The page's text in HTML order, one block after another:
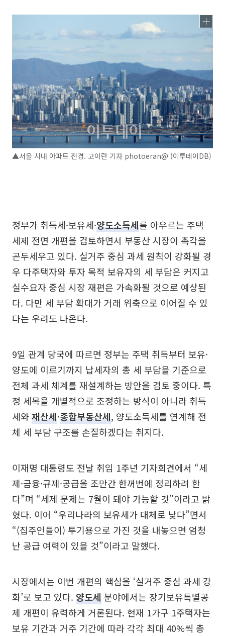
▲서울 시내 아파트 전경. 고이란 기자 photoeran@ (이투데이DB)
정부가 취득세·보유세·양도소득세를 아우르는 주택
세제 전면 개편을 검토하면서 부동산 시장이 촉각을
곤두세우고 있다. 실거주 중심 과세 원칙이 강화될 경
우 다주택자와 투자 목적 보유자의 세 부담은 커지고
실수요자 중심 시장 재편은 가속화될 것으로 예상된
다. 다만 세 부담 확대가 거래 위축으로 이어질 수 있
다는 우려도 나온다.
9일 관계 당국에 따르면 정부는 주택 취득부터 보유·
양도에 이르기까지 납세자의 총 세 부담을 기준으로
전체 과세 체계를 재설계하는 방안을 검토 중이다. 특
정 세목을 개별적으로 조정하는 방식이 아니라 취득
세와재산세·종합부동산세, 양도소득세를 연계해 전
체 세 부담 구조를 손질하겠다는 취지다.
이재명 대통령도 전날 취임 1주년 기자회견에서 “세
제·금융·규제·공급을 조만간 한꺼번에 정리하려 한
다”며 “세제 문제는 7월이 돼야 가능할 것”이라고 밝
혔다. 이어 “우리나라의 보유세가 대체로 낮다”면서
“(집주인들이) 투기용으로 가진 것을 내놓으면 엄청
난 공급 여력이 있을 것”이라고 말했다.
시장에서는 이번 개편의 핵심을 ‘실거주 중심 과세 강
화’로 보고 있다. 양도세분야에서는 장기보유특별공
제 개편이 유력하게 거론된다. 현재 1가구 1주택자는
보유 기간과 거주 기간에 따라 각각 최대 40%씩 총